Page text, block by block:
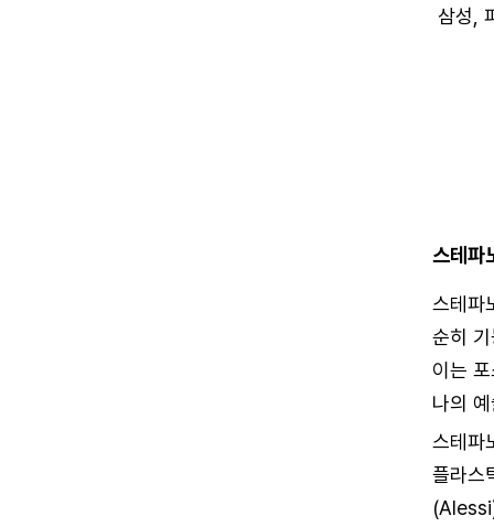
삼성,
스테파
스테파
순히
이는
나의
스테파
플라스